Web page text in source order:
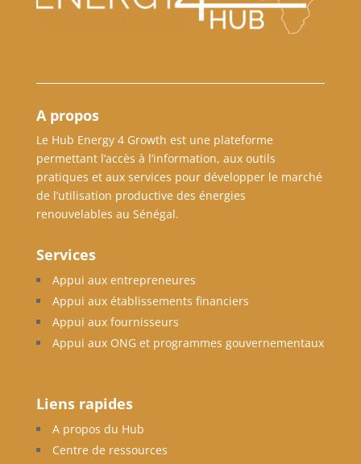
A propos
Le Hub Energy 4 Growth est une plateforme
permettant l’accès à l’information, aux outils
pratiques et aux services pour développer le marché
de l’utilisation productive des énergies
renouvelables au Sénégal.
Services
Appui aux entrepreneures
Appui aux établissements financiers
Appui aux fournisseurs
Appui aux ONG et programmes gouvernementaux
Liens rapides
A propos du Hub
Centre de ressources